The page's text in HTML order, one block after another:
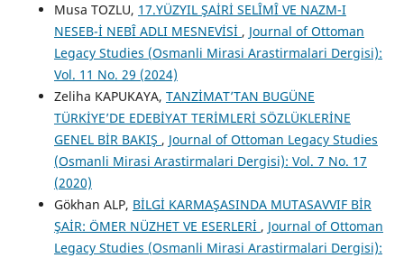
Musa TOZLU, 17.YÜZYIL ŞAİRİ SELÎMÎ VE NAZM-I
NESEB-İ NEBÎ ADLI MESNEVİSİ , Journal of Ottoman
Legacy Studies (Osmanli Mirasi Arastirmalari Dergisi):
Vol. 11 No. 29 (2024)
Zeliha KAPUKAYA, TANZİMAT’TAN BUGÜNE
TÜRKİYE’DE EDEBİYAT TERİMLERİ SÖZLÜKLERİNE
GENEL BİR BAKIŞ , Journal of Ottoman Legacy Studies
(Osmanli Mirasi Arastirmalari Dergisi): Vol. 7 No. 17
(2020)
Gökhan ALP, BİLGİ KARMAŞASINDA MUTASAVVIF BİR
ŞAİR: ÖMER NÜZHET VE ESERLERİ , Journal of Ottoman
Legacy Studies (Osmanli Mirasi Arastirmalari Dergisi):